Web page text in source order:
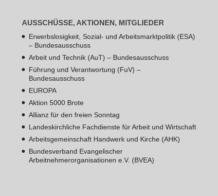
AUSSCHÜSSE, AKTIONEN, MITGLIEDER
Erwerbslosigkeit, Sozial- und Arbeitsmarktpolitik (ESA)
– Bundesausschuss
Arbeit und Technik (AuT) – Bundesausschuss
Führung und Verantwortung (FuV) –
Bundesausschuss
EUROPA
Aktion 5000 Brote
Allianz für den freien Sonntag
Landeskirchliche Fachdienste für Arbeit und Wirtschaft
Arbeitsgemeinschaft Handwerk und Kirche (AHK)
Bundesverband Evangelischer
Arbeitnehmerorganisationen e.V. (BVEA)